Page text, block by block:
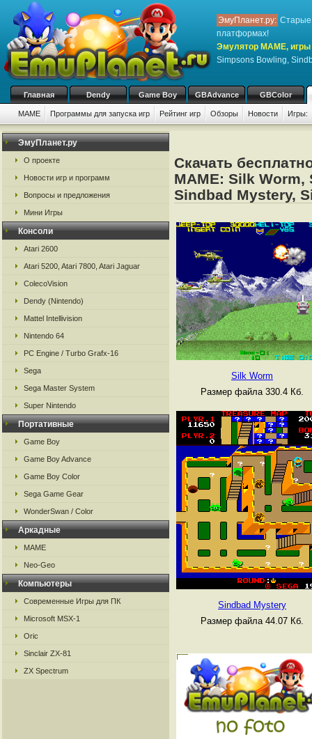
ЭмуПланет.ру: Старые
платформах!
Эмулятор MAME,
Simpsons Bowling,
Главная Dendy Game Boy GBAdvance GBColor
MAME Программы для запуска игр Рейтинг игр Обзоры Новости Игры:
ЭмуПланет.ру
О проекте
Новости игр и программ
Вопросы и предложения
Мини Игры
Консоли
Atari 2600
Atari 5200, Atari 7800, Atari Jaguar
ColecoVision
Dendy (Nintendo)
Mattel Intellivision
Nintendo 64
PC Engine / Turbo Grafx-16
Sega
Sega Master System
Super Nintendo
Портативные
Game Boy
Game Boy Advance
Game Boy Color
Sega Game Gear
WonderSwan / Color
Аркадные
MAME
Neo-Geo
Компьютеры
Современные Игры для ПК
Microsoft MSX-1
Oric
Sinclair ZX-81
ZX Spectrum
Скачать
MAME: Silk
Sindbad Mystery,
Silk Worm
Размер файла 330.4 Кб.
Sindbad Mystery
Размер файла 44.07 Кб.